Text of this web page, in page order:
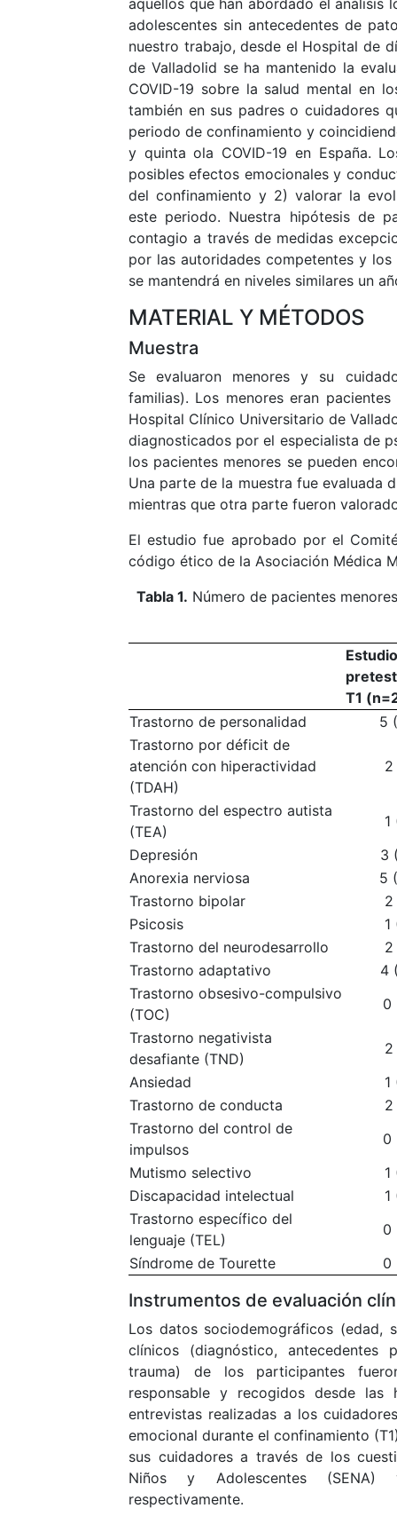
aquellos que han abordado el análisis
adolescentes sin antecedentes de
nuestro trabajo, desde el Hospital de
de Valladolid se ha mantenido la
COVID-19 sobre la salud mental en
también en sus padres o cuidadores
periodo de confinamiento y
y quinta ola COVID-19 en España.
posibles efectos emocionales y
del confinamiento y 2) valorar la
este periodo. Nuestra hipótesis de
contagio a través de medidas
por las autoridades competentes y
se mantendrá en niveles similares un
MATERIAL Y MÉTODOS
Muestra
Se evaluaron menores y su
familias). Los menores eran
Hospital Clínico Universitario de
diagnosticados por el especialista de
los pacientes menores se pueden
Una parte de la muestra fue evaluada
mientras que otra parte fueron
El estudio fue aprobado por el
código ético de la Asociación Médica
Tabla 1. Número de pacientes
Estudio
T1
Trastorno de personalidad
5
Trastorno por déficit de
atención con hiperactividad
(TDAH)
2
Trastorno del espectro autista
(TEA)
1
Depresión
3
Anorexia nerviosa
5
Trastorno bipolar
2
Psicosis
1
Trastorno del neurodesarrollo
2
Trastorno adaptativo
4
Trastorno obsesivo-compulsivo
(TOC)
0
Trastorno negativista
desafiante (TND)
2
Ansiedad
1
Trastorno de conducta
2
Trastorno del control de
impulsos
0
Mutismo selectivo
1
Discapacidad intelectual
1
Trastorno específico del
lenguaje (TEL)
0
Síndrome de Tourette
0
Instrumentos de evaluación
Los datos sociodemográficos (edad,
clínicos (diagnóstico,
trauma) de los participantes
responsable y recogidos desde
entrevistas realizadas a los
emocional durante el confinamiento
sus cuidadores a través de los
Niños y Adolescentes (SENA)
respectivamente.